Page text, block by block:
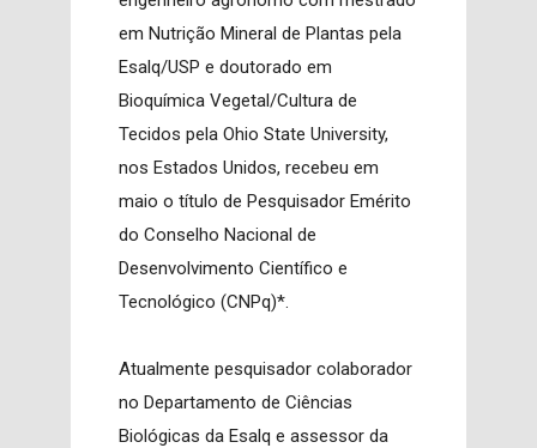
em Nutrição Mineral de Plantas pela
Esalq/USP e doutorado em
Bioquímica Vegetal/Cultura de
Tecidos pela Ohio State University,
nos Estados Unidos, recebeu em
maio o título de Pesquisador Emérito
do Conselho Nacional de
Desenvolvimento Científico e
Tecnológico (CNPq)*.
Atualmente pesquisador colaborador
no Departamento de Ciências
Biológicas da Esalq e assessor da